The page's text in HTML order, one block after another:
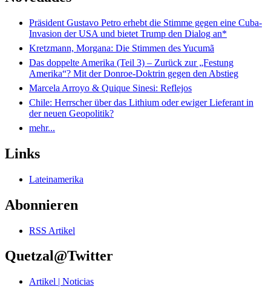
Präsident Gustavo Petro erhebt die Stimme gegen eine Cuba-
Invasion der USA und bietet Trump den Dialog an*
Kretzmann, Morgana: Die Stimmen des Yucumã
Das doppelte Amerika (Teil 3) – Zurück zur „Festung
Amerika“? Mit der Donroe-Doktrin gegen den Abstieg
Marcela Arroyo & Quique Sinesi: Reflejos
Chile: Herrscher über das Lithium oder ewiger Lieferant in
der neuen Geopolitik?
mehr...
Links
Lateinamerika
Abonnieren
RSS Artikel
Quetzal@Twitter
Artikel | Noticias